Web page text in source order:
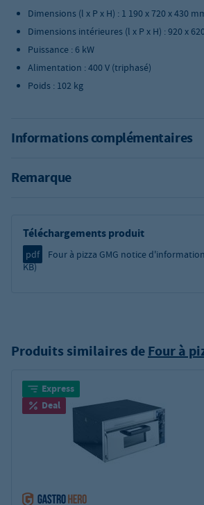
Dimensions (l x P x H) : 1 190 x 720 x 430
Dimensions intérieures (l x P x H) : 920 x
Puissance : 6 kW
Alimentation : 400 V (triphasé)
Poids : 102 kg
Informations complémentaires
Remarque
Téléchargements produit
pdf
Four à pizza GMG notice
KB)
Produits similaires deFour à
Express
Deal